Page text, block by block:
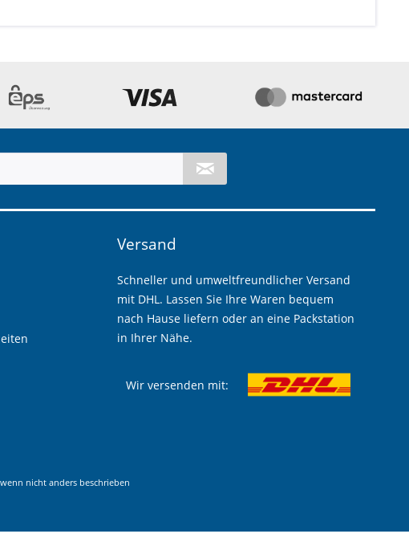
Versand
Schneller und umweltfreundlicher Versand
mit DHL. Lassen Sie Ihre Waren bequem
nach Hause liefern oder an eine Packstation
in Ihrer Nähe.
Wir versenden mit:
nicht anders beschrieben